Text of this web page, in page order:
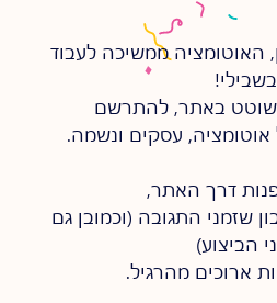
האוטומציה ממשיכה לעבוד
בשבילי!
באתר, להתרשם
אוטומציה, עסקים ונשמה.
דרך האתר,
שזמני התגובה (וכמובן גם
הביצוע)
ארוכים מהרגיל.